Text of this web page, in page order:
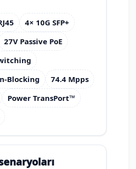
4× 10G SFP+
27V Passive PoE
Blocking
74.4 Mpps
Power TransPort™